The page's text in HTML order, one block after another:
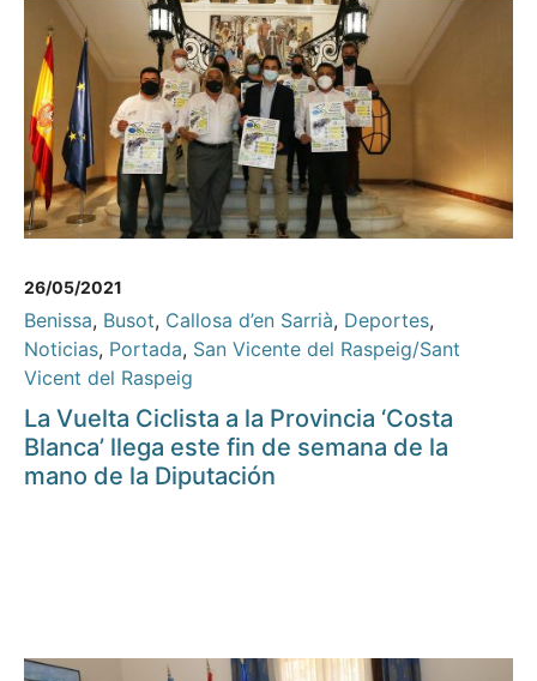
26/05/2021
Benissa, Busot, Callosa d’en Sarrià, Deportes,
Noticias, Portada, San Vicente del Raspeig/Sant
Vicent del Raspeig
La Vuelta Ciclista a la Provincia ‘Costa
Blanca’ llega este fin de semana de la
mano de la Diputación